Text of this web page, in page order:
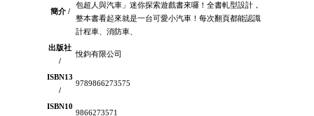
簡介 /
包超人與汽車」迷你探索遊戲書來囉！全書軋型設計，
整本書看起來就是一台可愛小汽車！每次翻頁都能認識
計程車、消防車、
出版社
/
悅鈞有限公司
ISBN13
/
9789866273575
ISBN10
9866273571